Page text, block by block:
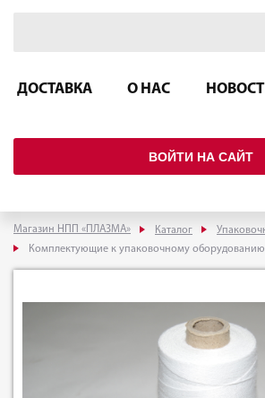
ДОСТАВКА О НАС
ВОЙТИ НА САЙТ
Магазин НПП «ПЛАЗМА» Каталог
Комплектующие к упаковочному оборудованию